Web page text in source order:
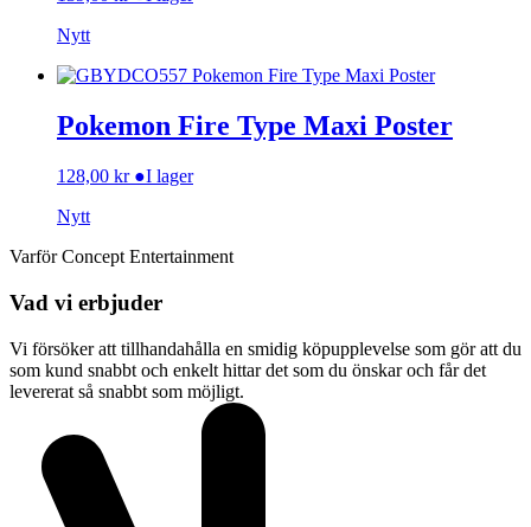
Nytt
Pokemon Fire Type Maxi Poster
128,00 kr ●I lager
Nytt
Varför Concept Entertainment
Vad vi erbjuder
Vi försöker att tillhandahålla en smidig köpupplevelse som gör att du
som kund snabbt och enkelt hittar det som du önskar och får det
levererat så snabbt som möjligt.